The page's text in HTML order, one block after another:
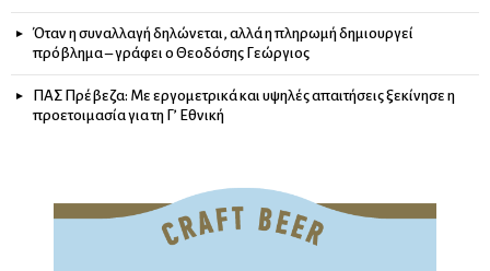
Όταν η συναλλαγή δηλώνεται, αλλά η πληρωμή δημιουργεί
πρόβλημα – γράφει ο Θεοδόσης Γεώργιος
ΠΑΣ Πρέβεζα: Με εργομετρικά και υψηλές απαιτήσεις ξεκίνησε η
προετοιμασία για τη Γ’ Εθνική